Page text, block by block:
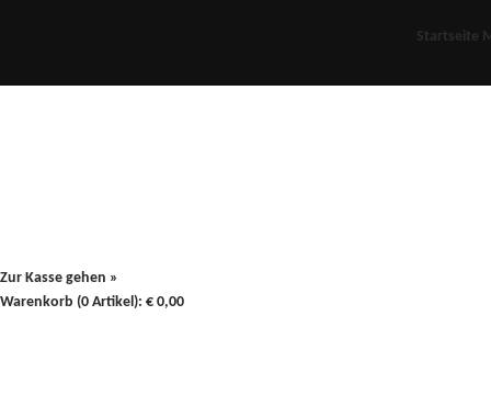
Startseite
Zur Kasse gehen »
Warenkorb (0 Artikel): € 0,00